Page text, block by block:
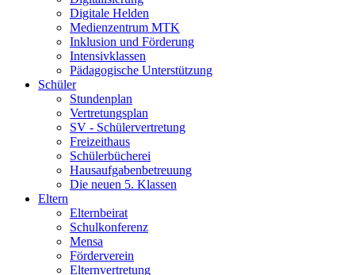
Digitale Helden
Medienzentrum MTK
Inklusion und Förderung
Intensivklassen
Pädagogische Unterstützung
Schüler
Stundenplan
Vertretungsplan
SV - Schülervertretung
Freizeithaus
Schülerbücherei
Hausaufgabenbetreuung
Die neuen 5. Klassen
Eltern
Elternbeirat
Schulkonferenz
Mensa
Förderverein
Elternvertretung